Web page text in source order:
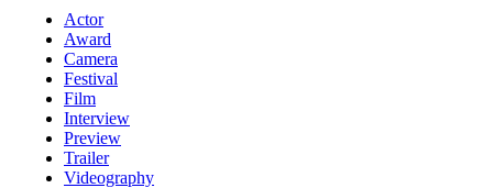
Actor
Award
Camera
Festival
Film
Interview
Preview
Trailer
Videography